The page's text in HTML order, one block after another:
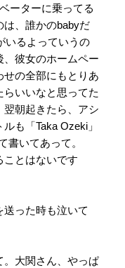
ーターに乗ってる
は、誰かのbabyだ
いるよっていうの
、彼女のホームペー
の全部にもとりあ
いいなと思ってた
翌朝起きたら、アシ
も「Taka Ozeki」
書いてあって。
とはないです
った時も泣いて
大関さん、やっぱ